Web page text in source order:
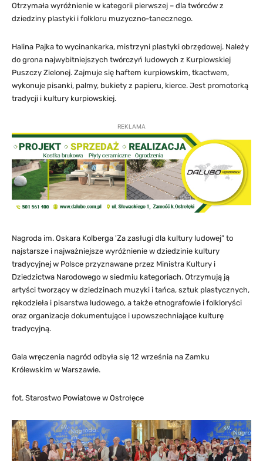
Otrzymała wyróżnienie w kategorii pierwszej – dla twórców z
dziedziny plastyki i folkloru muzyczno-tanecznego.
Halina Pajka to wycinankarka, mistrzyni plastyki obrzędowej. Należy
do grona najwybitniejszych twórczyń ludowych z Kurpiowskiej
Puszczy Zielonej. Zajmuje się haftem kurpiowskim, tkactwem,
wykonuje pisanki, palmy, bukiety z papieru, kierce. Jest promotorką
tradycji i kultury kurpiowskiej.
REKLAMA
Nagroda im. Oskara Kolberga 'Za zasługi dla kultury ludowej” to
najstarsze i najważniejsze wyróżnienie w dziedzinie kultury
tradycyjnej w Polsce przyznawane przez Ministra Kultury i
Dziedzictwa Narodowego w siedmiu kategoriach. Otrzymują ją
artyści tworzący w dziedzinach muzyki i tańca, sztuk plastycznych,
rękodzieła i pisarstwa ludowego, a także etnografowie i folkloryści
oraz organizacje dokumentujące i upowszechniające kulturę
tradycyjną.
Gala wręczenia nagród odbyła się 12 września na Zamku
Królewskim w Warszawie.
fot. Starostwo Powiatowe w Ostrołęce